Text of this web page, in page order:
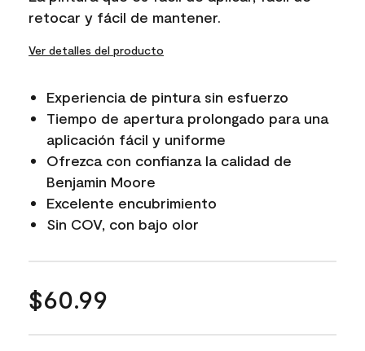
retocar y fácil de mantener.
Ver detalles del producto
Experiencia de pintura sin esfuerzo
Tiempo de apertura prolongado para una
aplicación fácil y uniforme
Ofrezca con confianza la calidad de
Benjamin Moore
Excelente encubrimiento
Sin COV, con bajo olor
$60.99